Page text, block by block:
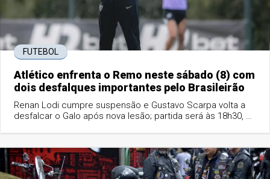
FUTEBOL
Atlético enfrenta o Remo neste sábado (8) com
dois desfalques importantes pelo Brasileirão
Renan Lodi cumpre suspensão e Gustavo Scarpa volta a
desfalcar o Galo após nova lesão; partida será às 18h30, no